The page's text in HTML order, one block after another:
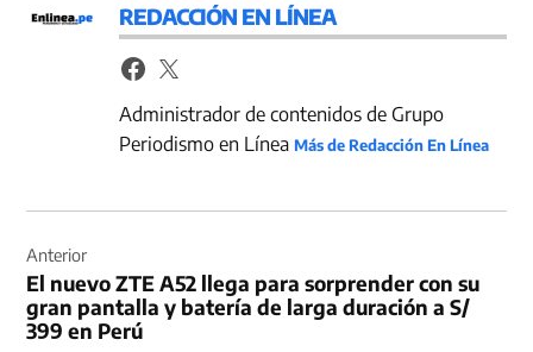
REDACCIÓN EN LÍNEA
Administrador de contenidos de Grupo
Periodismo en LíneaMás de Redacción En Línea
de
entradas
Anterior
El nuevo ZTE A52 llega para sorprender con su
gran pantalla y batería de larga duración a S/
399 en Perú